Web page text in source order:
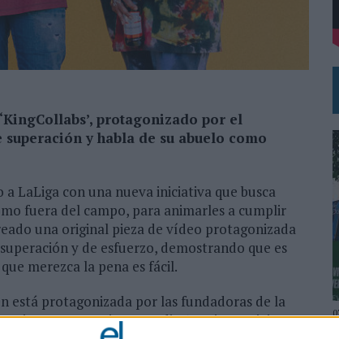
protagonizado por el
y habla de su abuelo como
LaLiga con una nueva iniciativa que busca
fuera del campo, para animarles a cumplir
una original pieza de vídeo protagonizada
y de esfuerzo, demostrando que es
merezca la pena es fácil.
está protagonizada por las fundadoras de la
Kumar y Mriga Kapadiya), quienes viajaron